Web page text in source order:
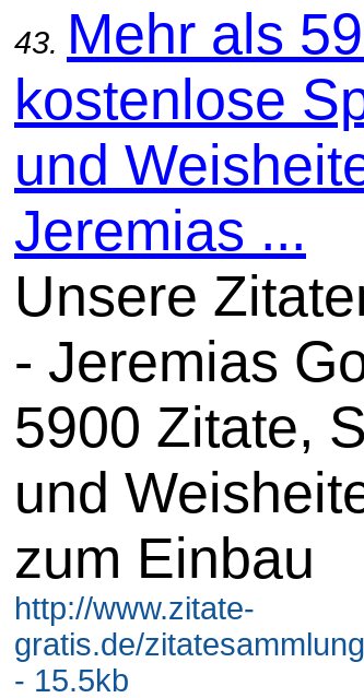
43. Mehr als
kostenlose
und
Jeremias ...
Unsere
- Jeremias
5900 Zitate,
und
zum Einbau
http://www.zitate-
gratis.de/
- 15.5kb